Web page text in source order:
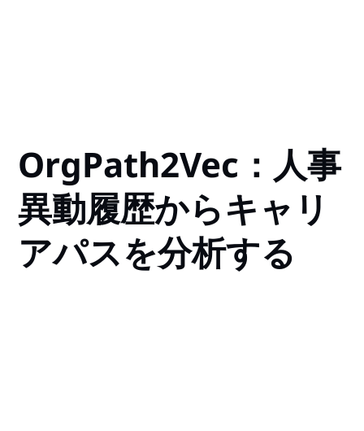
OrgPath2Vec：人事
異動履歴からキャリ
アパスを分析する